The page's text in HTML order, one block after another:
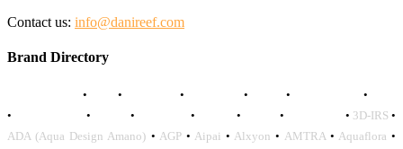
Contact us: info@danireef.com
Brand Directory
• • • • • •
•
• • • • • • 3D-IRS •
ADA (Aqua Design Amano) • AGP• Aipai • Alxyon • AMTRA• Aquaflora •